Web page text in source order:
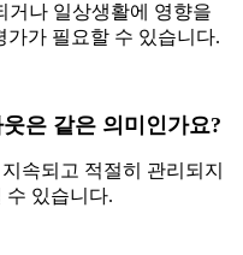
거나 일상생활에 영향을
가가 필요할 수 있습니다.
은 같은 의미인가요?
속되고 적절히 관리되지
수 있습니다.